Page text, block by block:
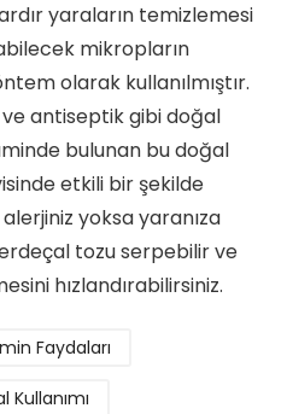
yaraların temizlemesi
mikropların
olarak kullanılmıştır.
antiseptik gibi doğal
bulunan bu doğal
etkili bir şekilde
yoksa yaranıza
tozu serpebilir ve
hızlandırabilirsiniz.
Faydaları
Kullanımı